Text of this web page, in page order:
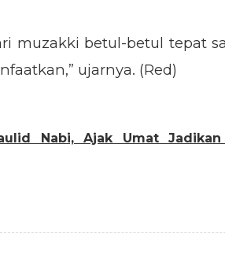
muzakki betul-betul tepat
ujarnya. (Red)
Nabi, Ajak Umat Jadikan